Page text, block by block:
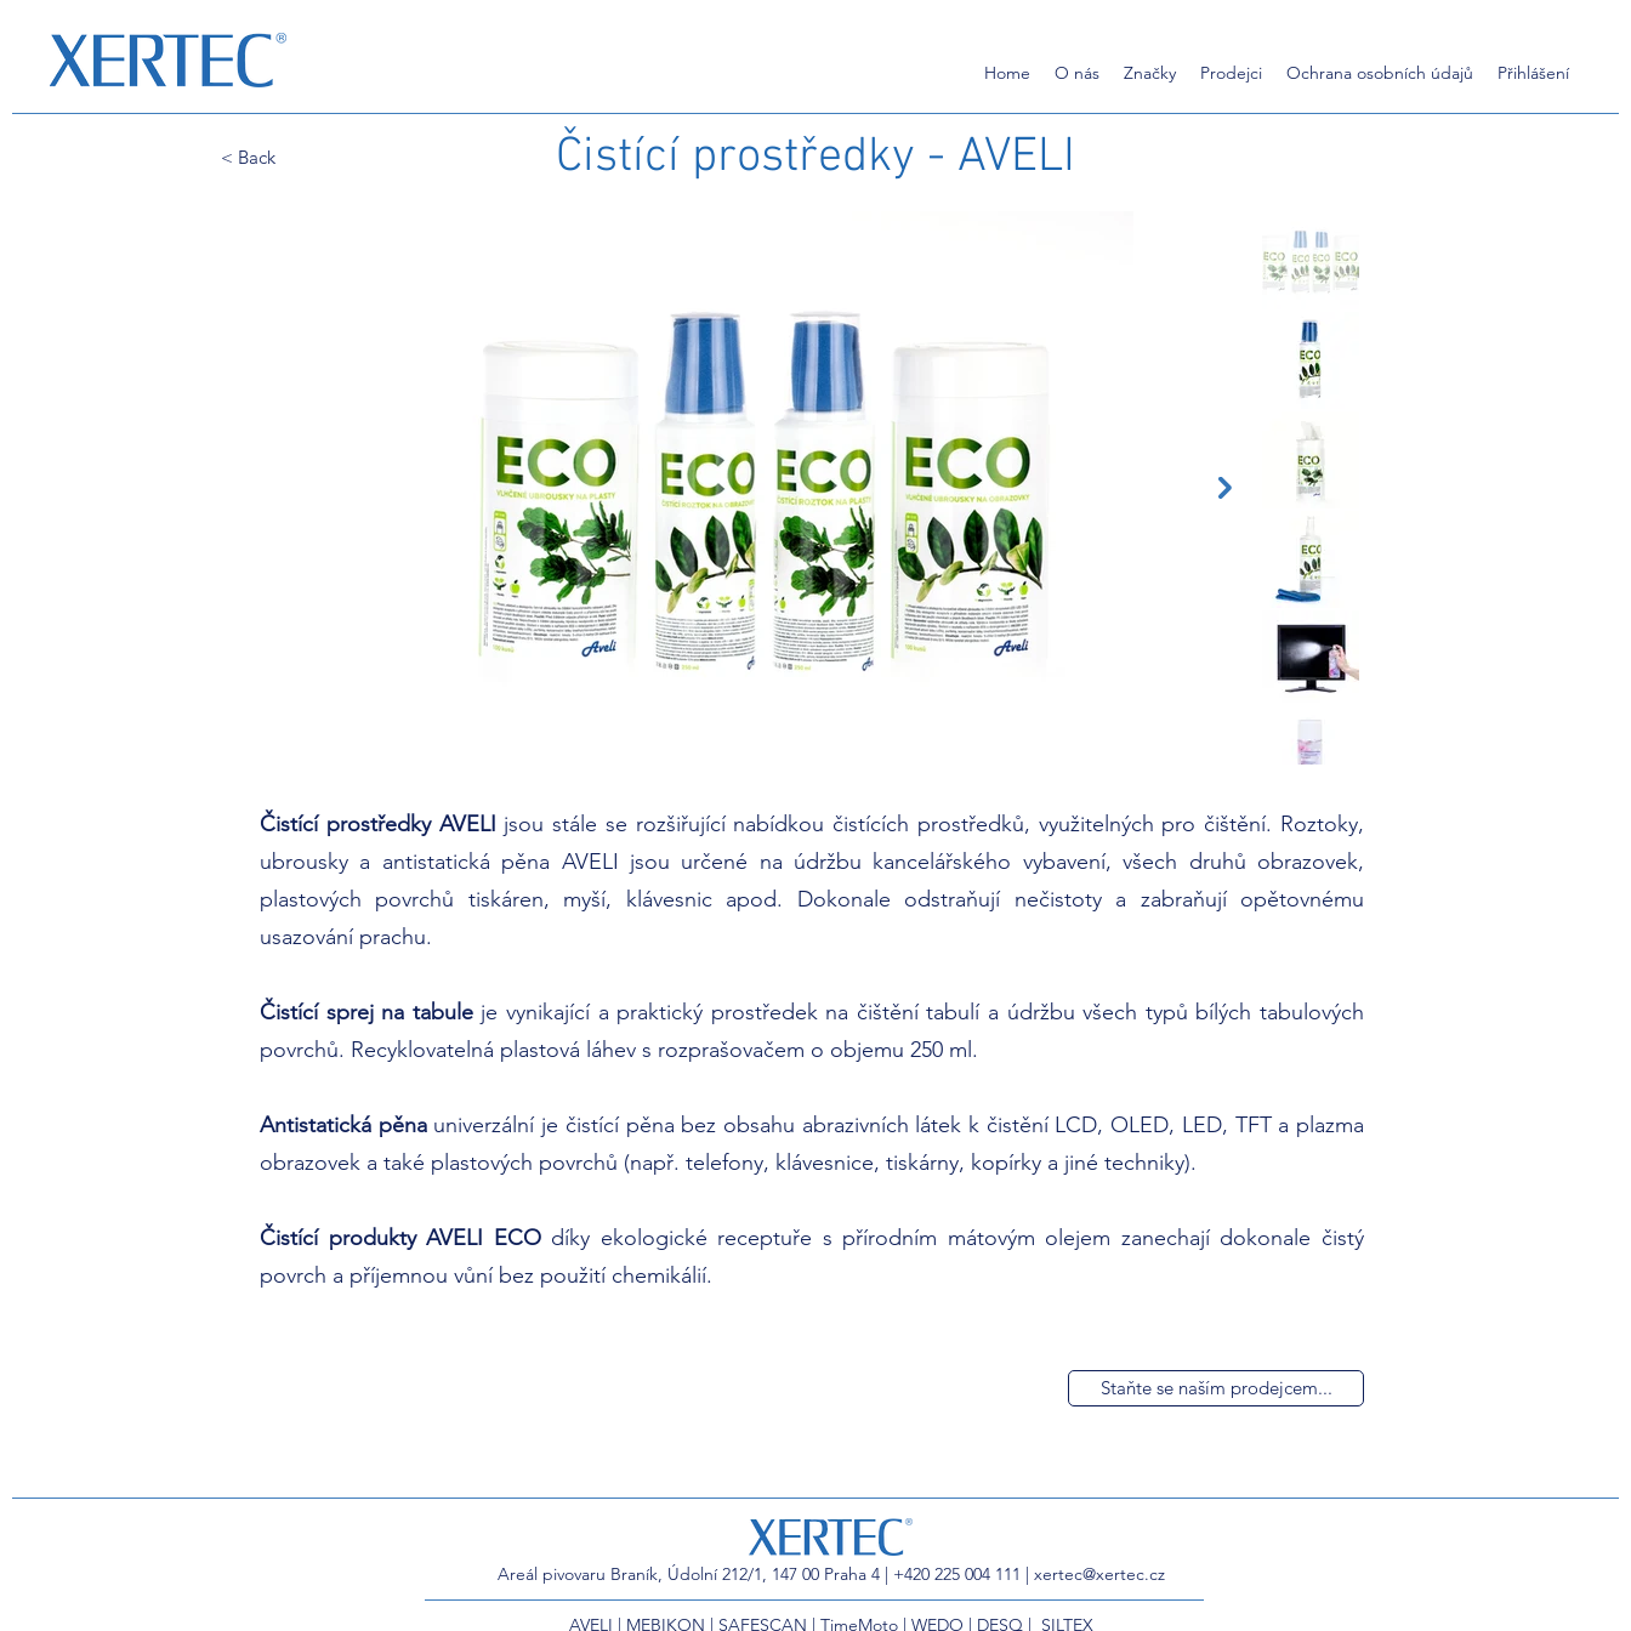
Home O nás Značky Prodejci Ochrana osobních údajů Přihlášení
< Back Čistící prostředky - AVELI
Čistící prostředky AVELI jsou stále se rozšiřující nabídkou čistících prostředků, využitelných pro čištění. Roztoky,
ubrousky a antistatická pěna AVELI jsou určené na údržbu kancelářského vybavení, všech druhů obrazovek,
plastových povrchů tiskáren, myší, klávesnic apod. Dokonale odstraňují nečistoty a zabraňují opětovnému
usazování prachu.
Čistící sprej na tabuleje vynikající a praktický prostředek na čištění tabulí a údržbu všech typů bílých tabulových
povrchů. Recyklovatelná plastová láhev s rozprašovačem o objemu 250 ml.
Antistatická pěnauniverzální je čistící pěna bez obsahu abrazivních látek k čistění LCD, OLED, LED, TFT a plazma
obrazovek a také plastových povrchů (např. telefony, klávesnice, tiskárny, kopírky a jiné techniky).
Čistící produkty AVELI ECOdíky ekologické receptuře s přírodním mátovým olejem zanechají dokonale čistý
povrch a příjemnou vůní bez použití chemikálií.
Staňte se naším prodejcem...
Areál pivovaru Braník, Údolní 212/1, 147 00 Praha 4 | +420 225 004 111 | xertec@xertec.cz
AVELI | MEBIKON | SAFESCAN | TimeMoto | WEDO | DESQ | SILTEX